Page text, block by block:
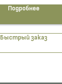
Подробнее
Быстрый заказ